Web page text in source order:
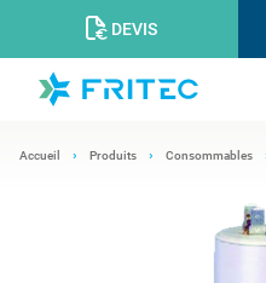
DEVIS
Accueil Produits Consommables